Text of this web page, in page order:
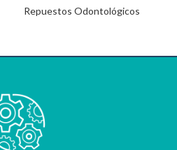
Repuestos Odontológicos